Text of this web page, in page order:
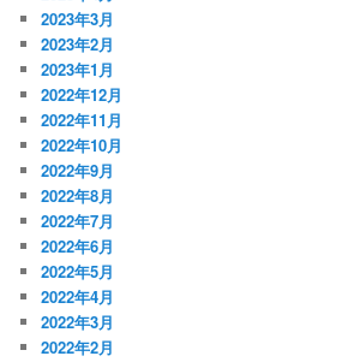
2023年3月
2023年2月
2023年1月
2022年12月
2022年11月
2022年10月
2022年9月
2022年8月
2022年7月
2022年6月
2022年5月
2022年4月
2022年3月
2022年2月